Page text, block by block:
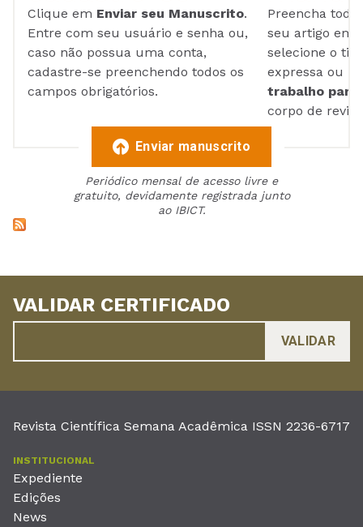
Clique em Enviar seu Manuscrito.
Entre com seu usuário e senha ou,
caso não possua uma conta,
cadastre-se preenchendo todos os
campos obrigatórios.
Preencha
seu artigo em
selecione o
expressa ou
trabalho para
corpo de
Enviar manuscrito
Periódico mensal de acesso livre e
gratuito, devidamente registrada junto
ao IBICT.
VALIDAR CERTIFICADO
Revista Científica Semana Acadêmica ISSN 2236-6717
INSTITUCIONAL
Expediente
Edições
News